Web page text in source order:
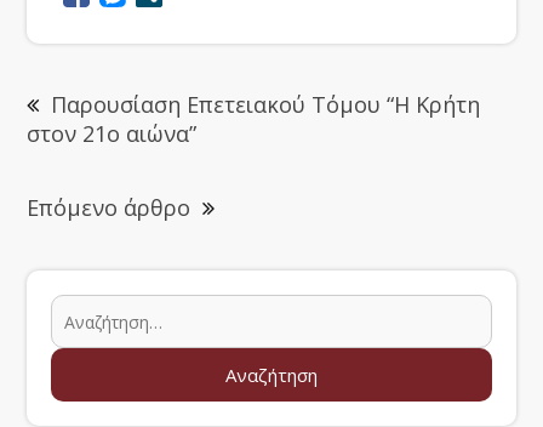
Παρουσίαση Επετειακού Τόμου “Η Κρήτη
στον 21ο αιώνα”
Επόμενο άρθρο